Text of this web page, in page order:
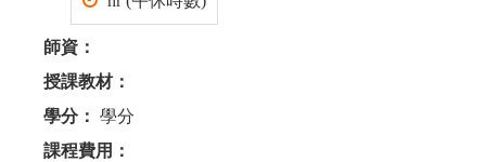
師資：
授課教材：
學分： 學分
課程費用：